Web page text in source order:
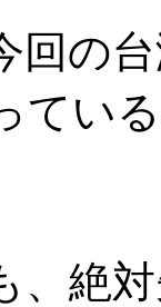
回の
てい
、絶